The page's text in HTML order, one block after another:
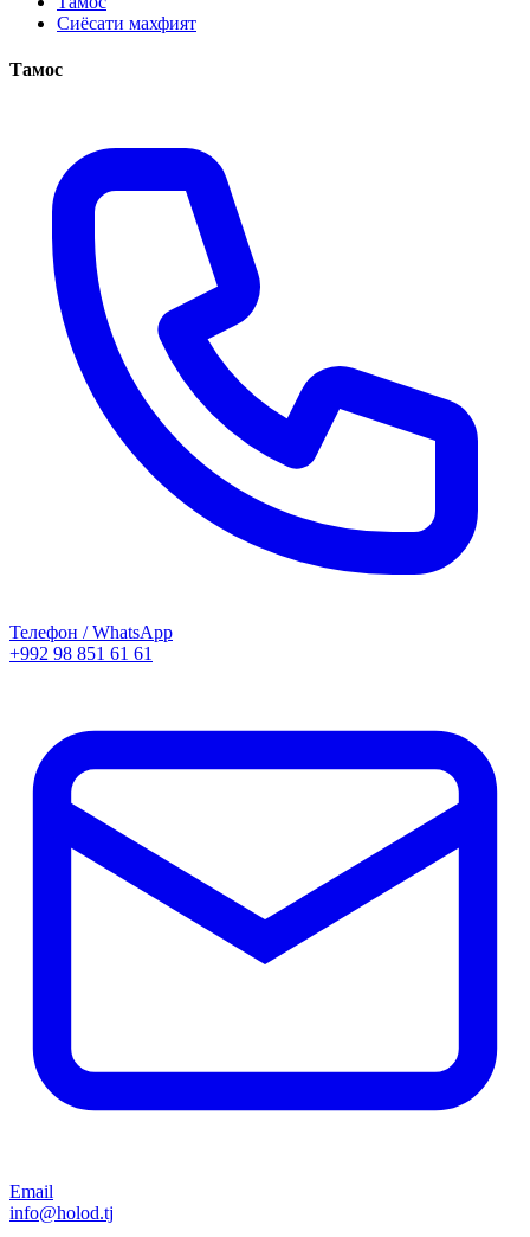
Сиёсати махфият
Тамос
Телефон / WhatsApp
+992 98 851 61 61
Email
info@holod.tj